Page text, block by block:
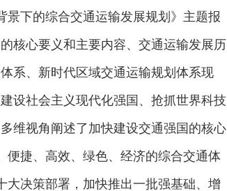
下的综合交通运输发展规划》主题报
核心要义和主要内容、交通运输发展历
系、新时代区域交通运输规划体系现
设社会主义现代化强国、抢抓世界科技
维视角阐述了加快建设交通强国的核心
便捷、高效、绿色、经济的综合交通体
大决策部署，加快推出一批强基础、增
欢迎试用！中交报智能审校系统上线